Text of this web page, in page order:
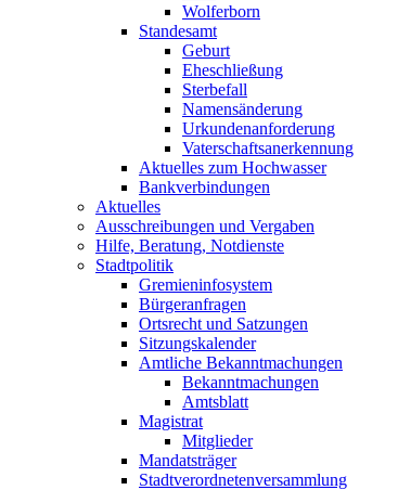
Wolferborn
Standesamt
Geburt
Eheschließung
Sterbefall
Namensänderung
Urkundenanforderung
Vaterschaftsanerkennung
Aktuelles zum Hochwasser
Bankverbindungen
Aktuelles
Ausschreibungen und Vergaben
Hilfe, Beratung, Notdienste
Stadtpolitik
Gremieninfosystem
Bürgeranfragen
Ortsrecht und Satzungen
Sitzungskalender
Amtliche Bekanntmachungen
Bekanntmachungen
Amtsblatt
Magistrat
Mitglieder
Mandatsträger
Stadtverordnetenversammlung